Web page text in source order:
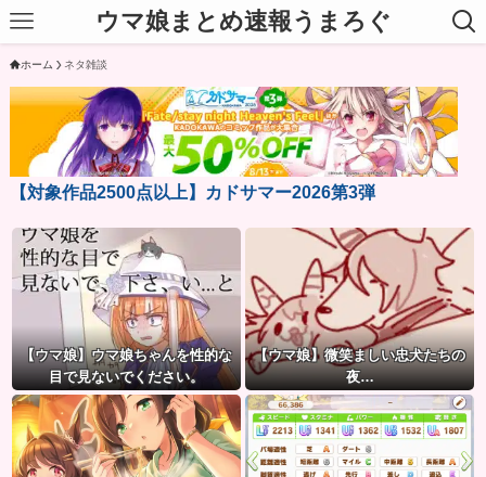
ウマ娘まとめ速報うまろぐ
ホーム ネタ雑談
【対象作品2500点以上】カドサマー2026第3弾
【ウマ娘】ウマ娘ちゃんを性的な
目で見ないでください。
【ウマ娘】微笑ましい忠犬たちの
夜…